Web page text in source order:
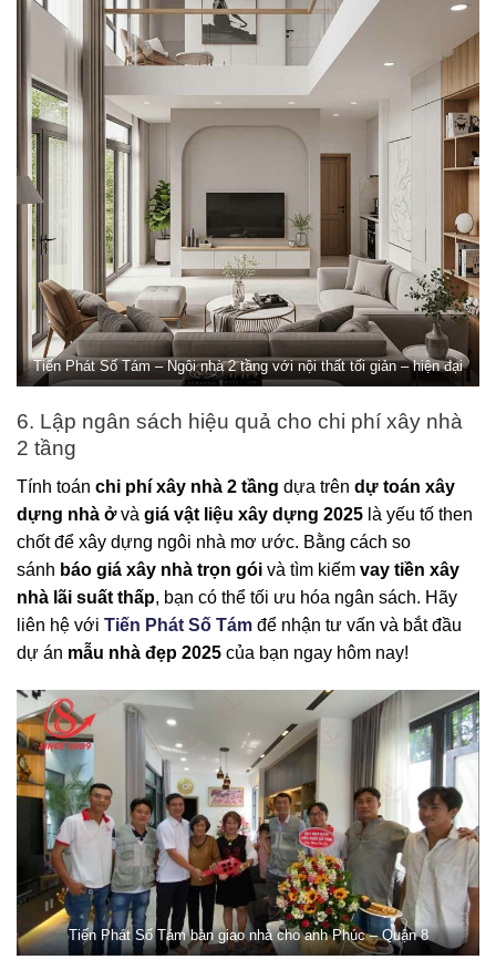
Tiến Phát Số Tám – Ngôi nhà 2 tầng với nội thất tối giản – hiện đại
6. Lập ngân sách hiệu quả cho chi phí xây nhà
2 tầng
Tính toán chi phí xây nhà 2 tầng dựa trên dự toán xây
dựng nhà ởvà giá vật liệu xây dựng 2025 là yếu tố then
chốt để xây dựng ngôi nhà mơ ước. Bằng cách so
sánh báo giá xây nhà trọn gói và tìm kiếm vay tiền xây
nhà lãi suất thấp, bạn có thể tối ưu hóa ngân sách. Hãy
liên hệ với Tiến Phát Số Tám để nhận tư vấn và bắt đầu
dự án mẫu nhà đẹp 2025 của bạn ngay hôm nay!
Tiến Phát Số Tám bàn giao nhà cho anh Phúc – Quận 8